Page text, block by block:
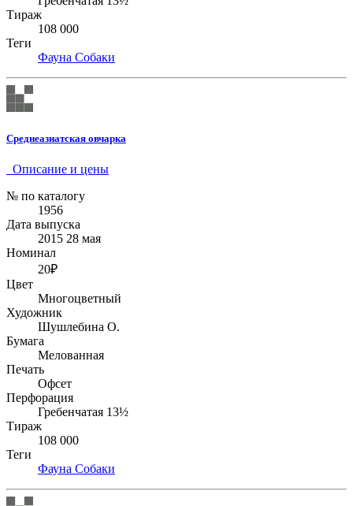
Тираж
108 000
Теги
Фауна Собаки
Среднеазиатская овчарка
Описание и цены
№ по каталогу
1956
Дата выпуска
2015 28 мая
Номинал
20₽
Цвет
Многоцветный
Художник
Шушлебина О.
Бумага
Мелованная
Печать
Офсет
Перфорация
Гребенчатая 13½
Тираж
108 000
Теги
Фауна Собаки